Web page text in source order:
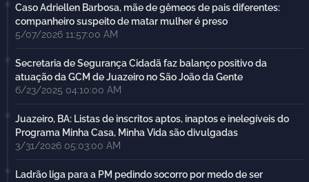
Caso Adriellen Barbosa, mãe de gêmeos de pais diferentes:
companheiro suspeito de matar mulher é preso
5/07/2026 11:57:00 AM
Secretaria de Segurança Cidadã faz balanço positivo da
atuação da GCM de Juazeiro no São João da Gente
6/23/2025 04:10:00 AM
Juazeiro, BA: Listas de inscritos aptos, inaptos e inelegíveis do
Programa Minha Casa, Minha Vida são divulgadas
3/31/2026 05:03:00 AM
Ladrão liga para a PM pedindo socorro por medo de ser